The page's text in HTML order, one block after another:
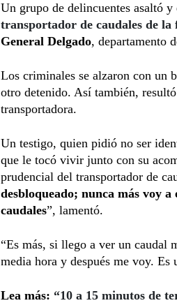
Un grupo de delincuentes asaltó
transportador de caudales de
General Delgado, departamento
Los criminales se alzaron con un
otro detenido. Así también,
transportadora.
Un testigo, quien pidió no ser
que le tocó vivir junto con su
prudencial del transportador de
desbloqueado; nunca más voy
caudales”, lamentó.
“Es más, si llego a ver un caudal
media hora y después me voy.
Lea más: “10 a 15 minutos de